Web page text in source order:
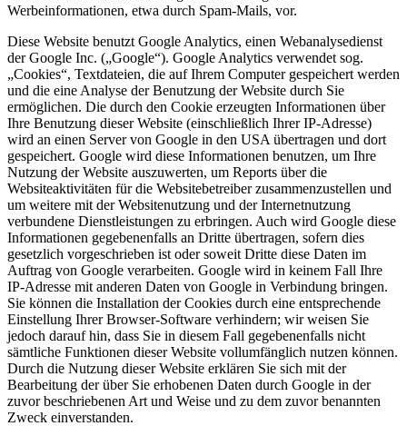
Werbeinformationen, etwa durch Spam-Mails, vor.
Diese Website benutzt Google Analytics, einen Webanalysedienst
der Google Inc. („Google“). Google Analytics verwendet sog.
„Cookies“, Textdateien, die auf Ihrem Computer gespeichert werden
und die eine Analyse der Benutzung der Website durch Sie
ermöglichen. Die durch den Cookie erzeugten Informationen über
Ihre Benutzung dieser Website (einschließlich Ihrer IP-Adresse)
wird an einen Server von Google in den USA übertragen und dort
gespeichert. Google wird diese Informationen benutzen, um Ihre
Nutzung der Website auszuwerten, um Reports über die
Websiteaktivitäten für die Websitebetreiber zusammenzustellen und
um weitere mit der Websitenutzung und der Internetnutzung
verbundene Dienstleistungen zu erbringen. Auch wird Google diese
Informationen gegebenenfalls an Dritte übertragen, sofern dies
gesetzlich vorgeschrieben ist oder soweit Dritte diese Daten im
Auftrag von Google verarbeiten. Google wird in keinem Fall Ihre
IP-Adresse mit anderen Daten von Google in Verbindung bringen.
Sie können die Installation der Cookies durch eine entsprechende
Einstellung Ihrer Browser-Software verhindern; wir weisen Sie
jedoch darauf hin, dass Sie in diesem Fall gegebenenfalls nicht
sämtliche Funktionen dieser Website vollumfänglich nutzen können.
Durch die Nutzung dieser Website erklären Sie sich mit der
Bearbeitung der über Sie erhobenen Daten durch Google in der
zuvor beschriebenen Art und Weise und zu dem zuvor benannten
Zweck einverstanden.